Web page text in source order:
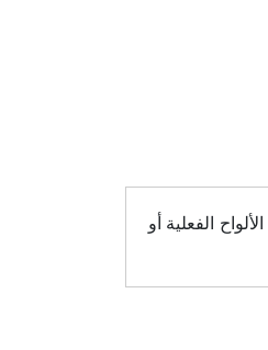
الفعلية أو